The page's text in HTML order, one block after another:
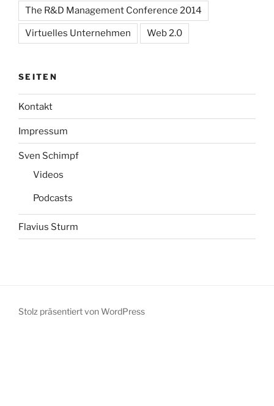
The R&D Management Conference 2014
Virtuelles Unternehmen Web 2.0
SEITEN
Kontakt
Impressum
Sven Schimpf
Videos
Podcasts
Flavius Sturm
Stolz präsentiert von WordPress